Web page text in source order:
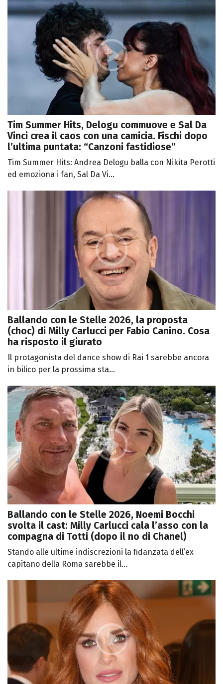
Tim Summer Hits, Delogu commuove e Sal Da
Vinci crea il caos con una camicia. Fischi dopo
l’ultima puntata: “Canzoni fastidiose”
Tim Summer Hits: Andrea Delogu balla con Nikita Perotti
ed emoziona i fan, Sal Da Vi...
Ballando con le Stelle 2026, la proposta
(choc) di Milly Carlucci per Fabio Canino. Cosa
ha risposto il giurato
Il protagonista del dance show di Rai 1 sarebbe ancora
in bilico per la prossima sta...
Ballando con le Stelle 2026, Noemi Bocchi
svolta il cast: Milly Carlucci cala l’asso con la
compagna di Totti (dopo il no di Chanel)
Stando alle ultime indiscrezioni la fidanzata dell’ex
capitano della Roma sarebbe il...